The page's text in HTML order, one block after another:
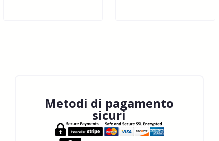
Metodi di pagamento
sicuri